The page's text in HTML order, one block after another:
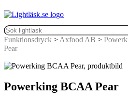
Funktionsdryck > Axfood AB >
Pear
Powerking BCAA Pear